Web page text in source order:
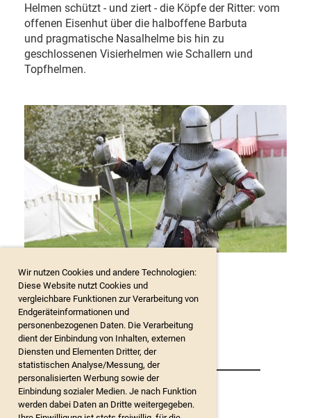
Wir nutzen Cookies und andere Technologien:
Diese Website nutzt Cookies und
vergleichbare Funktionen zur Verarbeitung von
Endgeräteinformationen und
personenbezogenen Daten. Die Verarbeitung
dient der Einbindung von Inhalten, externen
Diensten und Elementen Dritter, der
statistischen Analyse/Messung, der
personalisierten Werbung sowie der
Einbindung sozialer Medien. Je nach Funktion
werden dabei Daten an Dritte weitergegeben.
Helmen schützt - und ziert - die Köpfe der Ritter: vom
offenen Eisenhut über die halboffene Barbuta
und pragmatische Nasalhelme bis hin zu
geschlossenen Visierhelmen wie Schallern und
Topfhelmen.